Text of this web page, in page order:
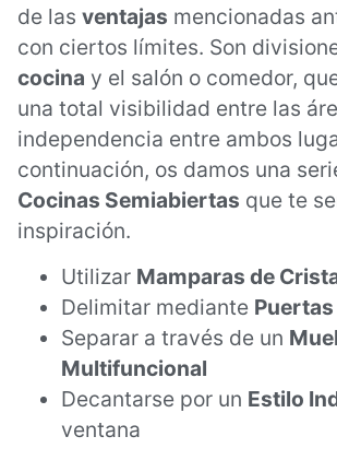
de las ventajas mencionadas
con ciertos límites. Son
cocina y el salón o comedor,
una total visibilidad entre las
independencia entre ambos
continuación, os damos una
Cocinas Semiabiertas que te
inspiración.
Utilizar Mamparas de
Delimitar mediante
Separar a través de un
Multifuncional
Decantarse por un Estilo
ventana